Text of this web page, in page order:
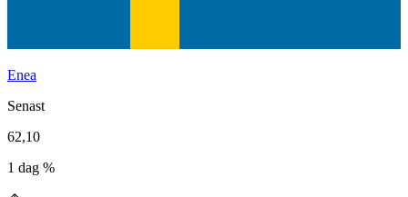
Enea
Senast
62,10
1 dag %